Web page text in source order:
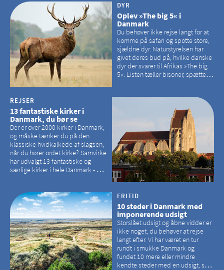
DYR
Oplev »The big 5« i
Danmark
Du behøver ikke rejse langt for at
komme på safari og spotte store,
sjældne dyr. Naturstyrelsen har
givet deres bud på, hvilke danske
dyr der svarer til Afrikas »The big
5«. Listen tæller bisoner, spættede
REJSER
13 fantastiske kirker i
Danmark, du bør se
Der er over 2000 kirker i Danmark,
og måske tænker du på den
klassiske hvidkalkede af slagsen,
når du hører ordet kirke? Samvirke
har udvalgt 13 fantastiske og
særlige kirker i hele Danmark - og
hvilke kirker, der er en omvej værd
FRITID
10 steder i Danmark med
imponerende udsigt
Storslået udsigt og åbne vidder er
ikke noget, du behøver at rejse
langt efter. Vi har været en tur
rundt i smukke Danmark og
fundet 10 mere eller mindre
kendte steder med en udsigt, som